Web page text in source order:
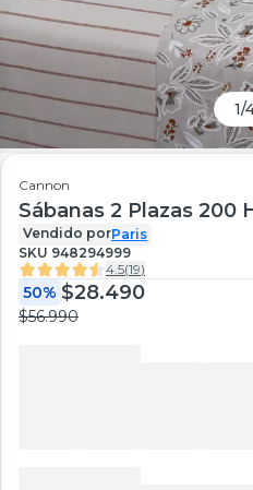
1/
Cannon
Sábanas 2 Plazas
Vendido porParis
SKU 948294999
4.5(19)
50% $28.490
$56.990